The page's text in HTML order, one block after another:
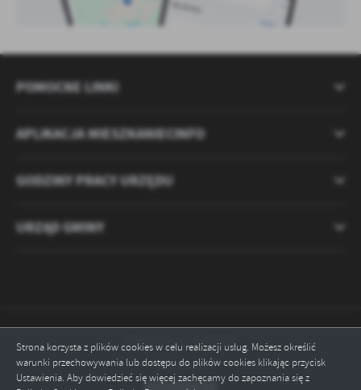
Strona korzysta z plików cookies w celu realizacji usług. Możesz określić
warunki przechowywania lub dostępu do plików cookies klikając przycisk
Ustawienia. Aby dowiedzieć się więcej zachęcamy do zapoznania się z
POMOCNE LINKI
APLIKACJA MIESZKANIECINFO
GODZINY PRACY URZĘDU
URZĄD GMINY
Odwiedzin: 2120659
Online: 18